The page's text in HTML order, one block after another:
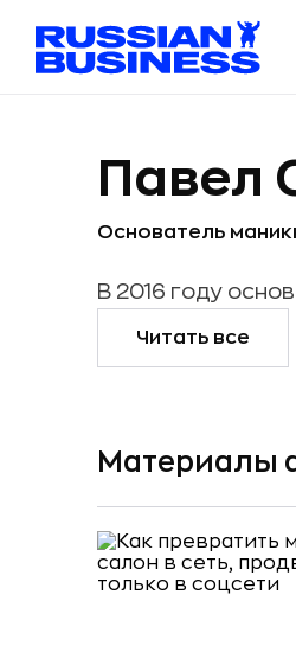
Павел
Основатель
В 2016 году
Читать все
Материалы